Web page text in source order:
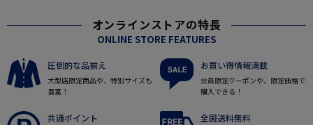
オンラインストアの特長
ONLINE STORE FEATURES
圧倒的な品揃え
大型店限定商品や、特別サイズも
豊富！
お買い得情報満載
会員限定クーポンや、限定価格で
購入できる！
共通ポイント 全国送料無料